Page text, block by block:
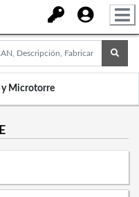
Microtorre